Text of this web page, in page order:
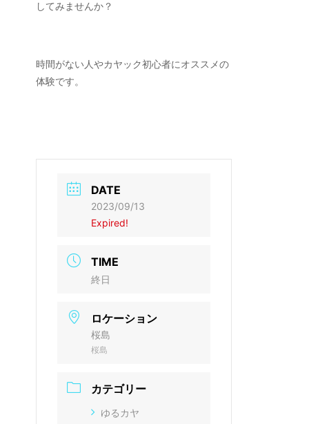
してみませんか？
時間がない人やカヤック初心者にオススメの
体験です。
DATE
2023/09/13
Expired!
TIME
終日
ロケーション
桜島
桜島
カテゴリー
ゆるカヤ